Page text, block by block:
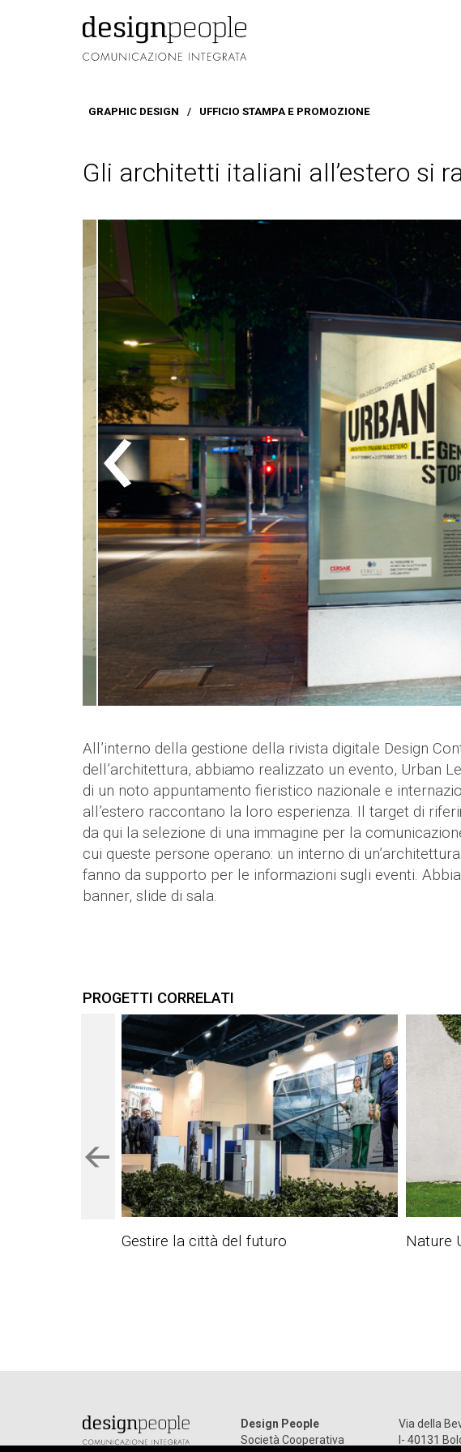
GRAPHIC DESIGN / UFFICIO STAMPA E PROMOZIONE
Gli architetti italiani all’estero si
All’interno della gestione della rivista digitale Design
dell’architettura, abbiamo realizzato un evento, Urban
di un noto appuntamento fieristico nazionale e
all’estero raccontano la loro esperienza. Il target di
da qui la selezione di una immagine per la
cui queste persone operano: un interno di
fanno da supporto per le informazioni sugli eventi.
banner, slide di sala.
PROGETTI CORRELATI
Gestire la città del futuro Nature
Design People
Società Cooperativa
Via della
I- 40131